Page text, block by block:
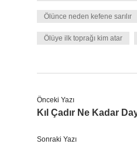
Ölünce neden kefene sarılır
Ölüye ilk toprağı kim atar
Önceki Yazı
Kıl Çadır Ne Kadar
Sonraki Yazı